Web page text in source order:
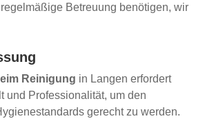
Betreuung benötigen, wir
Reinigung in Langen erfordert
und Professionalität, um den
gerecht zu werden.